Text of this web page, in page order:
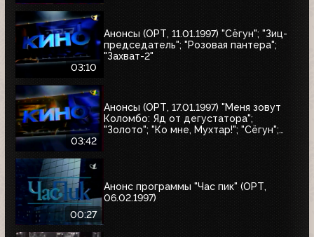
03:10
Анонсы (ОРТ, 11.01.1997) "Сёгун"; "Зиц-
председатель"; "Розовая пантера";
"Захват-2"
03:42
Анонсы (ОРТ, 17.01.1997) "Меня зовут
Коломбо: Яд от дегустатора";
"Золото"; "Ко мне, Мухтар!"; "Сёгун";
00:27
Анонс программы "Час пик" (ОРТ,
06.02.1997)